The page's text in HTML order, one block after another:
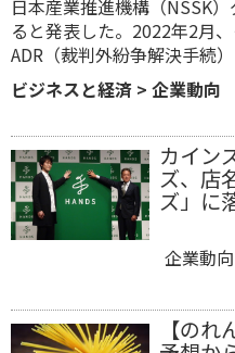
日本産業推進機構（NSSK
ると発表した。2022年2月
ADR（裁判外紛争解決手続
ビジネスと経済 > 企業動向
カイン
ズ、店
ズ」に
企業動向
【の